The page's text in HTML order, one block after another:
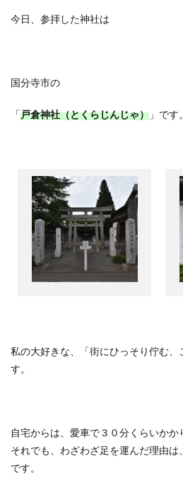
今日、参拝した神社は
国分寺市の
「戸倉神社（とくらじんじゃ） 」です。
私の大好きな、「街にひっそり佇む
す。
自宅からは、愛車で３０分くらいかか
それでも、わざわざ足を運んだ理由は、
です。